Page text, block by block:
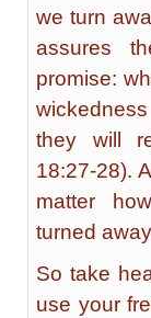
we turn
assures
promise:
they will
18:27-28).
matter
turned
So take
use your